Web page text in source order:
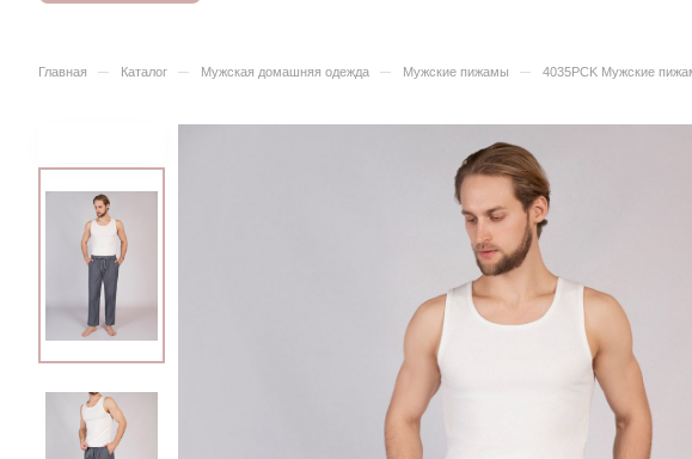
Главная – Каталог – Мужская домашняя одежда – Мужские пижамы – 4035PCK Мужские